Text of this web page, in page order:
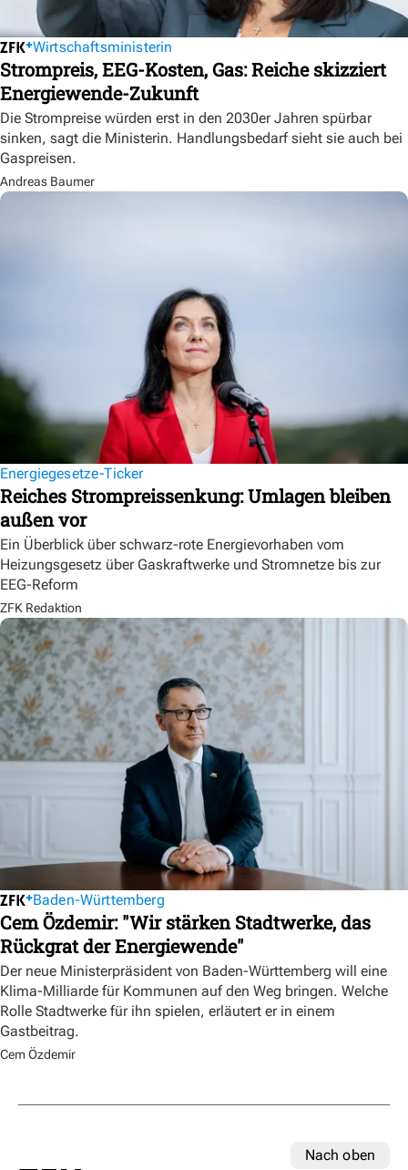
Wirtschaftsministerin
Strompreis, EEG-Kosten, Gas: Reiche skizziert
Energiewende-Zukunft
Die Strompreise würden erst in den 2030er Jahren spürbar
sinken, sagt die Ministerin. Handlungsbedarf sieht sie auch bei
Gaspreisen.
Andreas Baumer
Energiegesetze-Ticker
Reiches Strompreissenkung: Umlagen bleiben
außen vor
Ein Überblick über schwarz-rote Energievorhaben vom
Heizungsgesetz über Gaskraftwerke und Stromnetze bis zur
EEG-Reform
ZFK Redaktion
Baden-Württemberg
Cem Özdemir: "Wir stärken Stadtwerke, das
Rückgrat der Energiewende"
Der neue Ministerpräsident von Baden-Württemberg will eine
Klima-Milliarde für Kommunen auf den Weg bringen. Welche
Rolle Stadtwerke für ihn spielen, erläutert er in einem
Gastbeitrag.
Cem Özdemir
Nach oben